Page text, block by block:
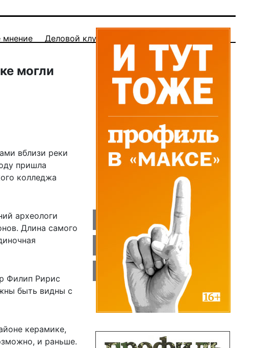
мнение Деловой клуб
могли
вблизи реки
пришла
колледжа
археологи
Длина самого
Филип Ририс
быть видны с
керамике,
и раньше.